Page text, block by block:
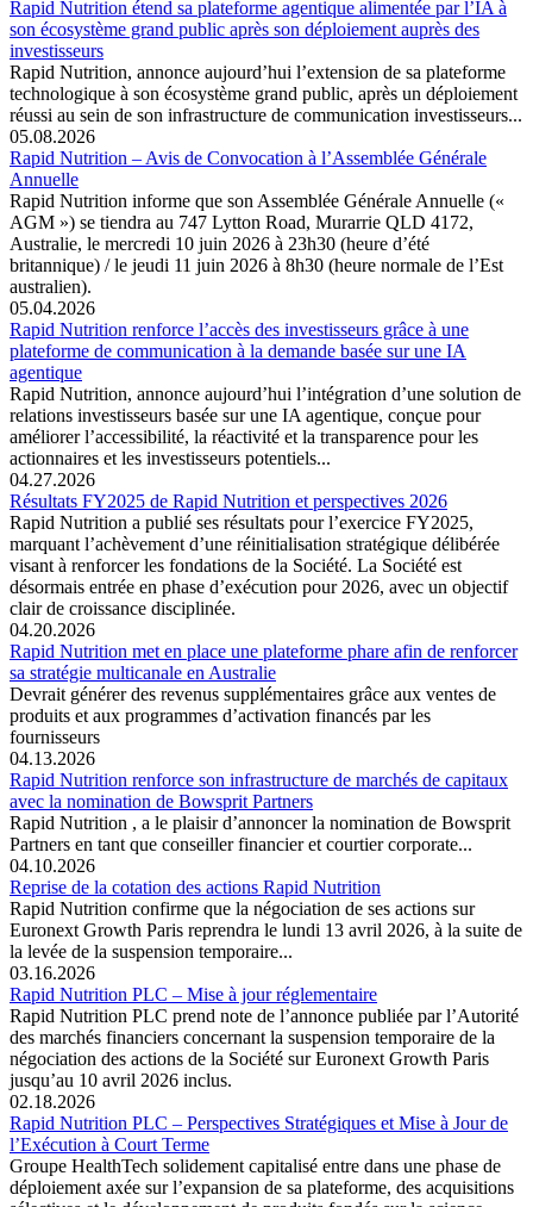
Rapid Nutrition étend sa plateforme agentique alimentée par l’IA à
son écosystème grand public après son déploiement auprès des
investisseurs
Rapid Nutrition, annonce aujourd’hui l’extension de sa plateforme
technologique à son écosystème grand public, après un déploiement
réussi au sein de son infrastructure de communication investisseurs...
05.08.2026
Rapid Nutrition – Avis de Convocation à l’Assemblée Générale
Annuelle
Rapid Nutrition informe que son Assemblée Générale Annuelle («
AGM ») se tiendra au 747 Lytton Road, Murarrie QLD 4172,
Australie, le mercredi 10 juin 2026 à 23h30 (heure d’été
britannique) / le jeudi 11 juin 2026 à 8h30 (heure normale de l’Est
australien).
05.04.2026
Rapid Nutrition renforce l’accès des investisseurs grâce à une
plateforme de communication à la demande basée sur une IA
agentique
Rapid Nutrition, annonce aujourd’hui l’intégration d’une solution de
relations investisseurs basée sur une IA agentique, conçue pour
améliorer l’accessibilité, la réactivité et la transparence pour les
actionnaires et les investisseurs potentiels...
04.27.2026
Résultats FY2025 de Rapid Nutrition et perspectives 2026
Rapid Nutrition a publié ses résultats pour l’exercice FY2025,
marquant l’achèvement d’une réinitialisation stratégique délibérée
visant à renforcer les fondations de la Société. La Société est
désormais entrée en phase d’exécution pour 2026, avec un objectif
clair de croissance disciplinée.
04.20.2026
Rapid Nutrition met en place une plateforme phare afin de renforcer
sa stratégie multicanale en Australie
Devrait générer des revenus supplémentaires grâce aux ventes de
produits et aux programmes d’activation financés par les
fournisseurs
04.13.2026
Rapid Nutrition renforce son infrastructure de marchés de capitaux
avec la nomination de Bowsprit Partners
Rapid Nutrition , a le plaisir d’annoncer la nomination de Bowsprit
Partners en tant que conseiller financier et courtier corporate...
04.10.2026
Reprise de la cotation des actions Rapid Nutrition
Rapid Nutrition confirme que la négociation de ses actions sur
Euronext Growth Paris reprendra le lundi 13 avril 2026, à la suite de
la levée de la suspension temporaire...
03.16.2026
Rapid Nutrition PLC – Mise à jour réglementaire
Rapid Nutrition PLC prend note de l’annonce publiée par l’Autorité
des marchés financiers concernant la suspension temporaire de la
négociation des actions de la Société sur Euronext Growth Paris
jusqu’au 10 avril 2026 inclus.
02.18.2026
Rapid Nutrition PLC – Perspectives Stratégiques et Mise à Jour de
l’Exécution à Court Terme
Groupe HealthTech solidement capitalisé entre dans une phase de
déploiement axée sur l’expansion de sa plateforme, des acquisitions